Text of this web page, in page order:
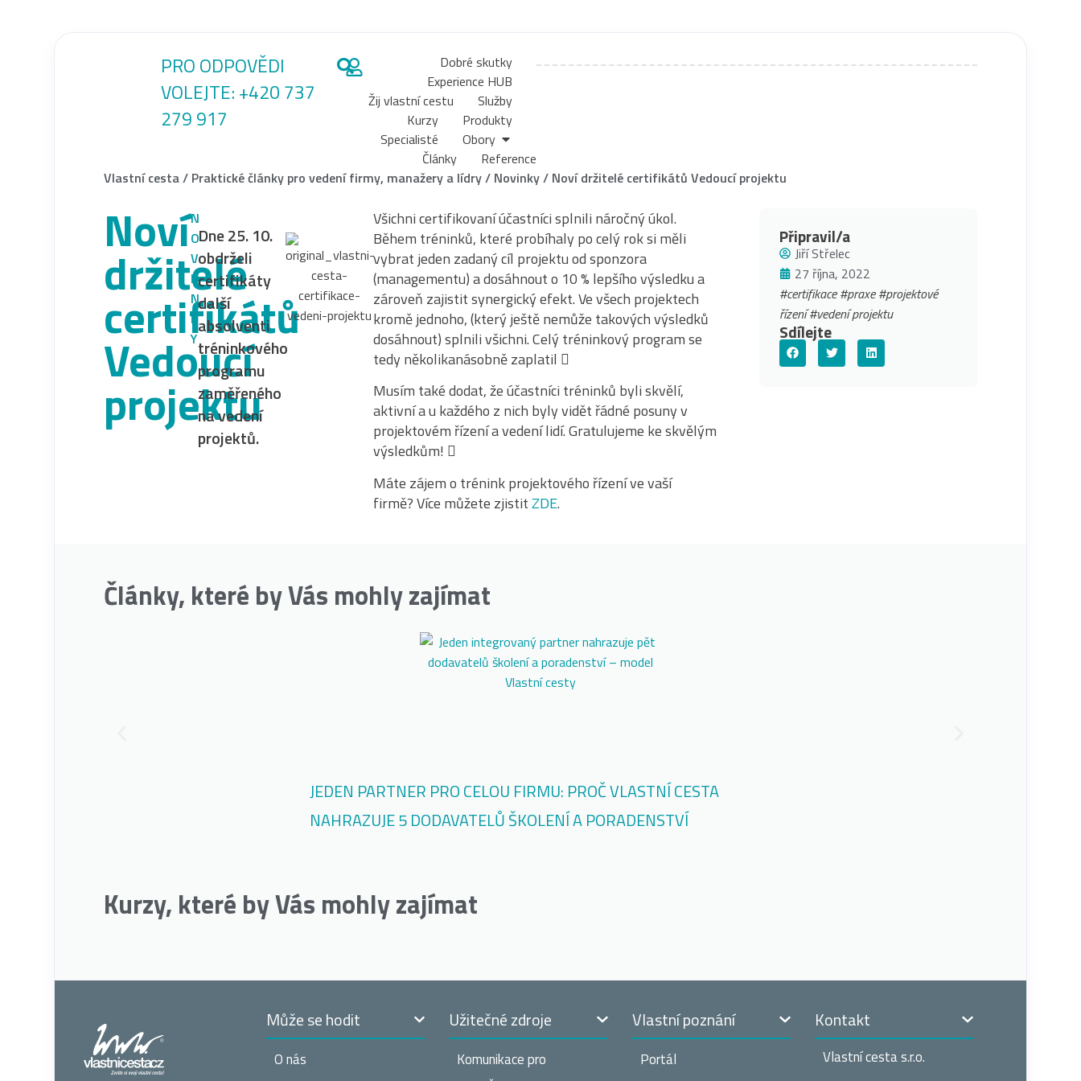
PRO ODPOVĚDI
VOLEJTE: +420 737
279 917
Dobré skutky
Experience HUB
Žij vlastní cestu
Služby
Kurzy
Produkty
Specialisté
Obory
Články
Reference
Vlastní cesta/ Praktické články pro vedení firmy, manažery a lídry/ Novinky/ Noví držitelé certifikátů Vedoucí projektu
Noví
držitelé
certifikátů
Vedoucí
projektu
N
O
V
I
N
K
Y
Dne 25. 10.
obdrželi
certifikáty
další
absolventi
tréninkového
programu
zaměřeného
na vedení
projektů.
Všichni certifikovaní účastníci splnili náročný úkol.
Během tréninků, které probíhaly po celý rok si měli
vybrat jeden zadaný cíl projektu od sponzora
(managementu) a dosáhnout o 10 % lepšího výsledku a
zároveň zajistit synergický efekt. Ve všech projektech
kromě jednoho, (který ještě nemůže takových výsledků
dosáhnout) splnili všichni. Celý tréninkový program se
tedy několikanásobně zaplatil 
Musím také dodat, že účastníci tréninků byli skvělí,
aktivní a u každého z nich byly vidět řádné posuny v
projektovém řízení a vedení lidí. Gratulujeme ke skvělým
výsledkům! 
Máte zájem o trénink projektového řízení ve vaší
firmě? Více můžete zjistitZDE.
Připravil/a
Jiří Střelec
27 října, 2022
#certifikace #praxe #projektové
řízení#vedení projektu
Sdílejte
Články, které by Vás mohly zajímat
JEDEN PARTNER PRO CELOU FIRMU: PROČ VLASTNÍ CESTA
NAHRAZUJE 5 DODAVATELŮ ŠKOLENÍ A PORADENSTVÍ
Kurzy, které by Vás mohly zajímat
Může se hodit
O nás
Užitečné zdroje
Komunikace pro
Vlastní poznání
Portál
Kontakt
Vlastní cesta s.r.o.